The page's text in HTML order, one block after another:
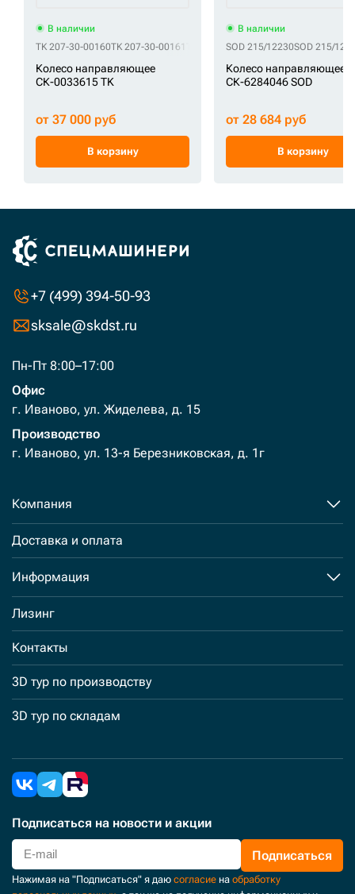
В наличии
TK 207-30-00160TK 207-30-00161 TK 207-30-00164TK 207-30-00281TK
Колесо направляющее
СК-0033615 TK
от 37 000 руб
В корзину
В наличии
SOD 215/12230SOD 215/
Колесо направляющее
СК-6284046 SOD
от 28 684 руб
В корзину
+7 (499) 394-50-93
sksale@skdst.ru
Пн-Пт 8:00–17:00
Офис
г. Иваново, ул. Жиделева, д. 15
Производство
г. Иваново, ул. 13-я Березниковская, д. 1г
Компания
Доставка и оплата
Информация
Лизинг
Контакты
3D тур по производству
3D тур по складам
Подписаться на новости и акции
Подписаться
Нажимая на "Подписаться" я даю согласие на обработку